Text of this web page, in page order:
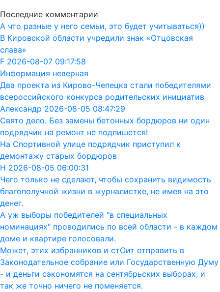
Последние комментарии
А что разные у него семьи, это будет учитываться))
В Кировской области учредили знак «Отцовская
слава»
F 2026-08-07 09:17:58
Информация неверная
Два проекта из Кирово-Чепецка стали победителями
всероссийского конкурса родительских инициатив
Александр 2026-08-05 08:47:29
Свято дело. Без замены бетонных бордюров ни один
подрядчик на ремонт не подпишется!
На Спортивной улице подрядчик приступил к
демонтажу старых бордюров
Н 2026-08-05 06:00:31
Чего только не сделают, чтобы сохранить видимость
благополучной жизни в журналистке, не имея на это
денег.
А уж выборы победителей "в специальных
номинациях" проводились по всей области - в каждом
доме и квартире голосовали.
Может, этих избранников и стОит отправить в
Законодательное собрание или Государственную Думу
- и деньги сэкономятся на сентябрьских выборах, и
так же точно ничего не поменяется.